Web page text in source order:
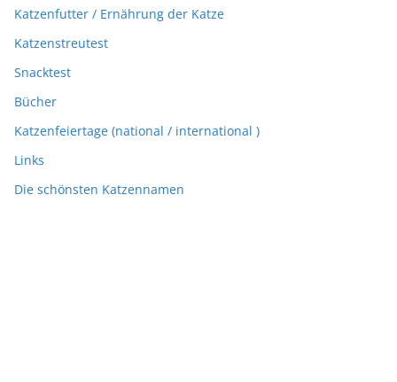
Katzenfutter / Ernährung der Katze
Katzenstreutest
Snacktest
Bücher
Katzenfeiertage (national / international )
Links
Die schönsten Katzennamen